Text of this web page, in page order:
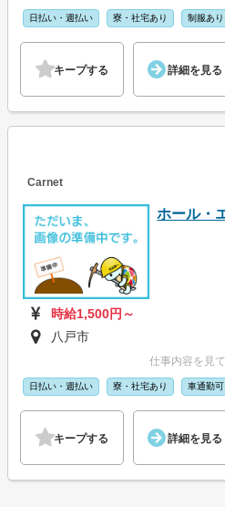
日払い・週払い 寮・社宅あり 制服あり
キープする 詳細を見る
Carnet
ホール・
時給1,500円～
八戸市
仕事内容を見
日払い・週払い 寮・社宅あり 車通勤可
キープする 詳細を見る